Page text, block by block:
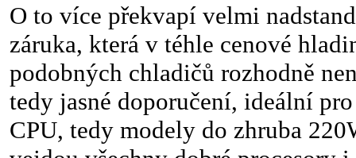
O to více překvapí velmi
záruka, která v téhle cenové
podobných chladičů rozhodně
tedy jasné doporučení, ideální
CPU, tedy modely do zhruba